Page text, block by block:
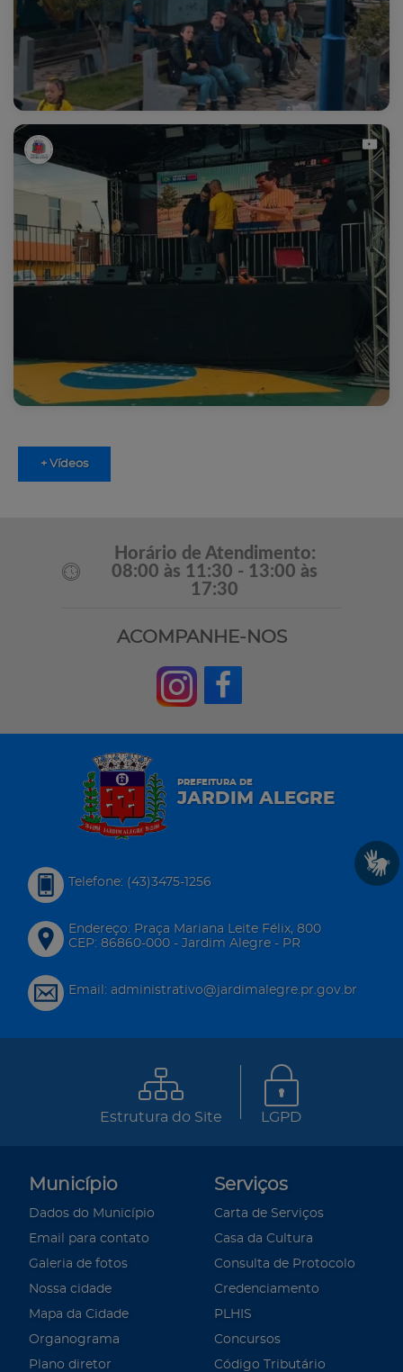
+ Vídeos
Horário de Atendimento:
08:00 às 11:30 - 13:00 às
17:30
ACOMPANHE-NOS
PREFEITURA DE
JARDIM ALEGRE
Telefone: (43)3475-1256
Endereço: Praça Mariana Leite Félix, 800
CEP: 86860-000 - Jardim Alegre - PR
Email: administrativo@jardimalegre.pr.gov.br
Estrutura do Site LGPD
Município
Dados do Município
Email para contato
Galeria de fotos
Nossa cidade
Mapa da Cidade
Organograma
Plano diretor
Serviços
Carta de Serviços
Casa da Cultura
Consulta de Protocolo
Credenciamento
PLHIS
Concursos
Código Tributário